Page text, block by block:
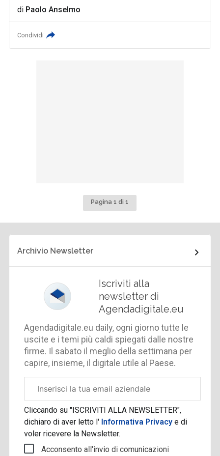
di Paolo Anselmo
Condividi
Pagina 1 di 1
Archivio Newsletter
Iscriviti alla
newsletter di
Agendadigitale.eu
Agendadigitale.eu daily, ogni giorno tutte le
uscite e i temi più caldi spiegati dalle nostre
firme. Il sabato il meglio della settimana per
capire, insieme, il digitale utile al Paese.
aziendale
Cliccando su "ISCRIVITI ALLA NEWSLETTER",
dichiaro di aver letto l' Informativa Privacye di
voler ricevere la Newsletter.
Acconsento all'invio di comunicazioni